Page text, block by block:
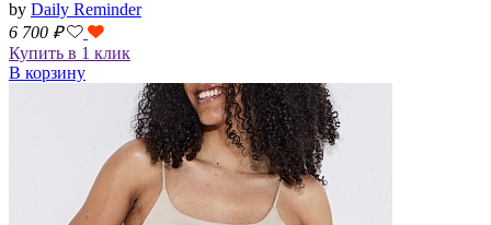
by Daily Reminder
6 700 ₽
Купить в 1 клик
В корзину